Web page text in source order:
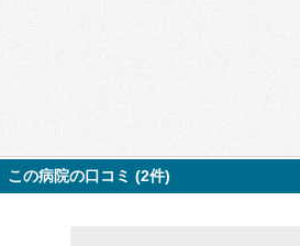
この病院の口コミ (2件)